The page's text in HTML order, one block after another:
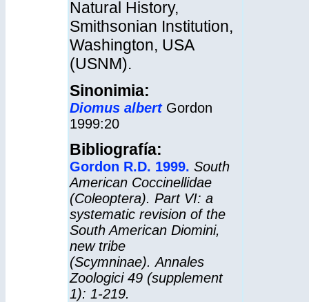
Natural History,
Smithsonian Institution,
Washington, USA
(USNM).
Sinonimia:
Diomus albert Gordon
1999:20
Bibliografía:
Gordon R.D. 1999. South
American Coccinellidae
(Coleoptera). Part VI: a
systematic revision of the
South American Diomini,
new tribe
(Scymninae). Annales
Zoologici 49 (supplement
1): 1-219.